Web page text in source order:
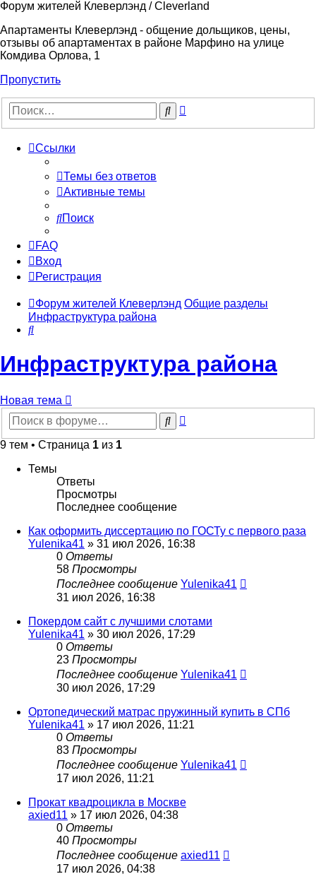
Форум жителей Клеверлэнд / Cleverland
Апартаменты Клеверлэнд - общение дольщиков, цены,
отзывы об апартаментах в районе Марфино на улице
Комдива Орлова, 1
Пропустить
Поиск
Ссылки
Темы без ответов
Активные темы
Поиск
FAQ
Вход
Регистрация
Форум жителей Клеверлэнд Общие разделы
Инфраструктура района
Поиск
Инфраструктура района
Новая тема
Поиск
9 тем • Страница 1 из 1
Темы
Ответы
Просмотры
Последнее сообщение
Как оформить диссертацию по ГОСТу с первого раза
Yulenika41 » 31 июл 2026, 16:38
0 Ответы
58 Просмотры
Последнее сообщение Yulenika41
31 июл 2026, 16:38
Покердом сайт с лучшими слотами
Yulenika41 » 30 июл 2026, 17:29
0 Ответы
23 Просмотры
Последнее сообщение Yulenika41
30 июл 2026, 17:29
Ортопедический матрас пружинный купить в СПб
Yulenika41 » 17 июл 2026, 11:21
0 Ответы
83 Просмотры
Последнее сообщение Yulenika41
17 июл 2026, 11:21
Прокат квадроцикла в Москве
axied11 » 17 июл 2026, 04:38
0 Ответы
40 Просмотры
Последнее сообщение axied11
17 июл 2026, 04:38